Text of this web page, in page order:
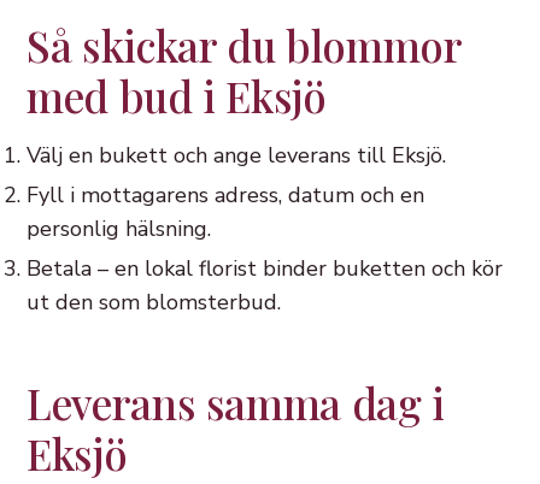
Så skickar du blommor
med bud i Eksjö
Välj en bukett och ange leverans till Eksjö.
Fyll i mottagarens adress, datum och en
personlig hälsning.
Betala – en lokal florist binder buketten och kör
ut den som blomsterbud.
Leverans samma dag i
Eksjö